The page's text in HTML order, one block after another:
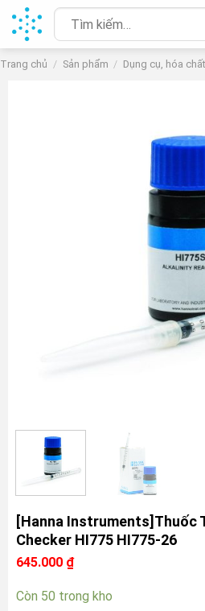
Chuyển
đến
nội
dung
Tìm
kiếm:
Trang chủ / Sản phẩm / Dụng cụ, hóa
[Hanna Instruments]Thuốc
Checker HI775 HI775-26
645.000 ₫
Còn 50 trong kho